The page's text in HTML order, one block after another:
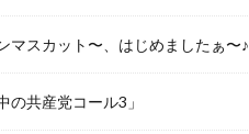
マスカット〜、はじめましたぁ〜♪
の共産党コール3」